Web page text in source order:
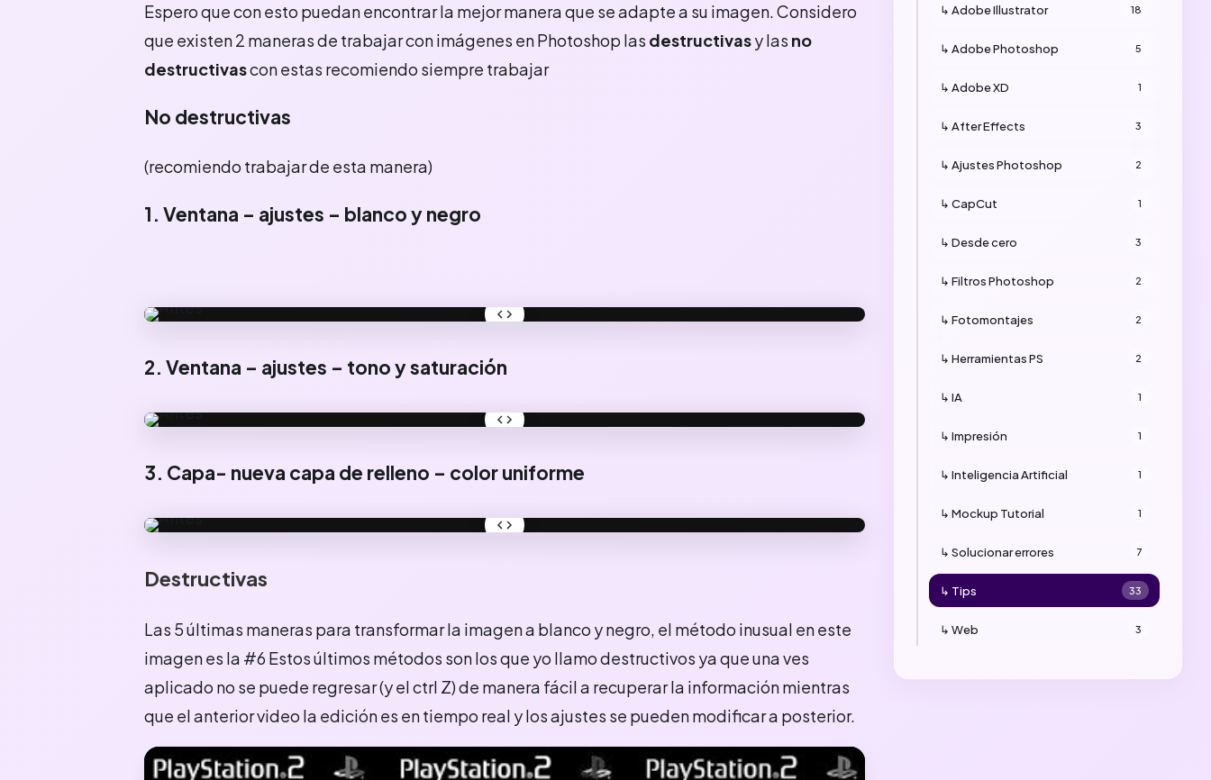
Espero que con esto puedan encontrar la mejor manera que se adapte a su imagen. Considero
que existen 2 maneras de trabajar con imágenes en Photoshop las destructivasy las no
destructivascon estas recomiendo siempre trabajar
No destructivas
(recomiendo trabajar de esta manera)
1. Ventana – ajustes – blanco y negro
2. Ventana – ajustes – tono y saturación
3. Capa- nueva capa de relleno – color uniforme
Destructivas
Las 5 últimas maneras para transformar la imagen a blanco y negro, el método inusual en este
imagen es la #6 Estos últimos métodos son los que yo llamo destructivos ya que una ves
aplicado no se puede regresar (y el ctrl Z) de manera fácil a recuperar la información mientras
que el anterior video la edición es en tiempo real y los ajustes se pueden modificar a posterior.
↳ Adobe Illustrator 18
↳ Adobe Photoshop 5
↳ Adobe XD 1
↳ After Effects 3
↳ Ajustes Photoshop 2
↳ CapCut 1
↳ Desde cero 3
↳ Filtros Photoshop 2
↳ Fotomontajes 2
↳ Herramientas PS 2
↳ IA 1
↳ Impresión 1
↳ Inteligencia Artificial 1
↳ Mockup Tutorial 1
↳ Solucionar errores 7
↳ Tips 33
↳ Web 3